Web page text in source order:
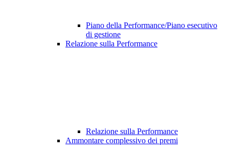
Piano della Performance/Piano esecutivo
di gestione
Relazione sulla Performance
Relazione sulla Performance
Ammontare complessivo dei premi